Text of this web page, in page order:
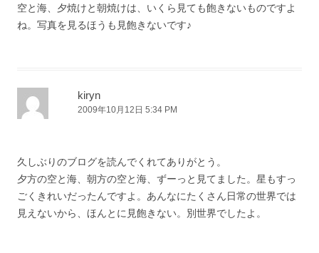
空と海、夕焼けと朝焼けは、いくら見ても飽きないものですよ
ね。写真を見るほうも見飽きないです♪
kiryn
2009年10月12日 5:34 PM
久しぶりのブログを読んでくれてありがとう。
夕方の空と海、朝方の空と海、ずーっと見てました。星もすっ
ごくきれいだったんですよ。あんなにたくさん日常の世界では
見えないから、ほんとに見飽きない。別世界でしたよ。